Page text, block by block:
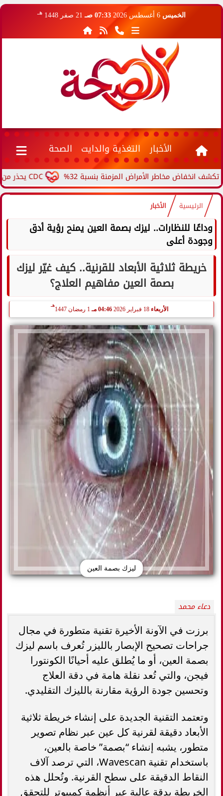
الخميس 07:33 صـ 21 صفر 1448 هـ
الأخبار التغذية والدايت الصحة
CDC يحذر من ارتفاع حالات حمى الأرانب.. مرض نادر ينتقل من الحيوانات... مخاطر الأمراض المزمنة بنسبة 32%
الرئيسية الأخبار
وداعًا للنظارات.. ليزك بصمة العين يمنح رؤية أدق
وجودة أعلى
خريطة ثلاثية الأبعاد للقرنية.. كيف غيّر ليزك
بصمة العين مفاهيم العلاج؟
الأربعاء 04:46 مـ 1 رمضان 1447
هـ
ليزك بصمة العين
دعاء محمد
برزت في الآونة الأخيرة تقنية متطورة في مجال
جراحات تصحيح الإبصار بالليزر تُعرف باسم ليزك
بصمة العين، أو ما يُطلق عليه أحيانًا الكونتورا
فيجن، والتي تُعد نقلة هامة في دقة العلاج
وتحسين جودة الرؤية مقارنة بالليزك التقليدي.
وتعتمد التقنية الجديدة على إنشاء خريطة ثلاثية
الأبعاد دقيقة لقرنية كل عين عبر نظام تصوير
متطور، يشبه إنشاء “بصمة” خاصة بالعين،
باستخدام تقنية Wavescan، التي ترصد آلاف
النقاط الدقيقة على سطح القرنية. وتُحلل هذه
الخريطة بدقة عالية عبر أنظمة كمبيوتر للتحقق